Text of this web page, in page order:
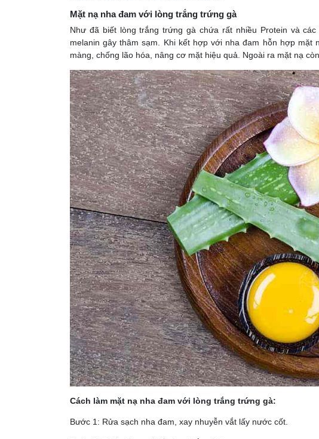
Mặt nạ nha đam với lòng trắng trứng gà
Như đã biết lòng trắng trứng gà chứa rất nhiều Protein và
melanin gây thâm sạm. Khi kết hợp với nha đam hỗn hợp
màng, chống lão hóa, nâng cơ mặt hiệu quả. Ngoài ra mặt nạ
Cách làm mặt nạ nha đam với lòng trắng trứng gà:
Bước 1: Rửa sạch nha đam, xay nhuyễn vắt lấy nước cốt.